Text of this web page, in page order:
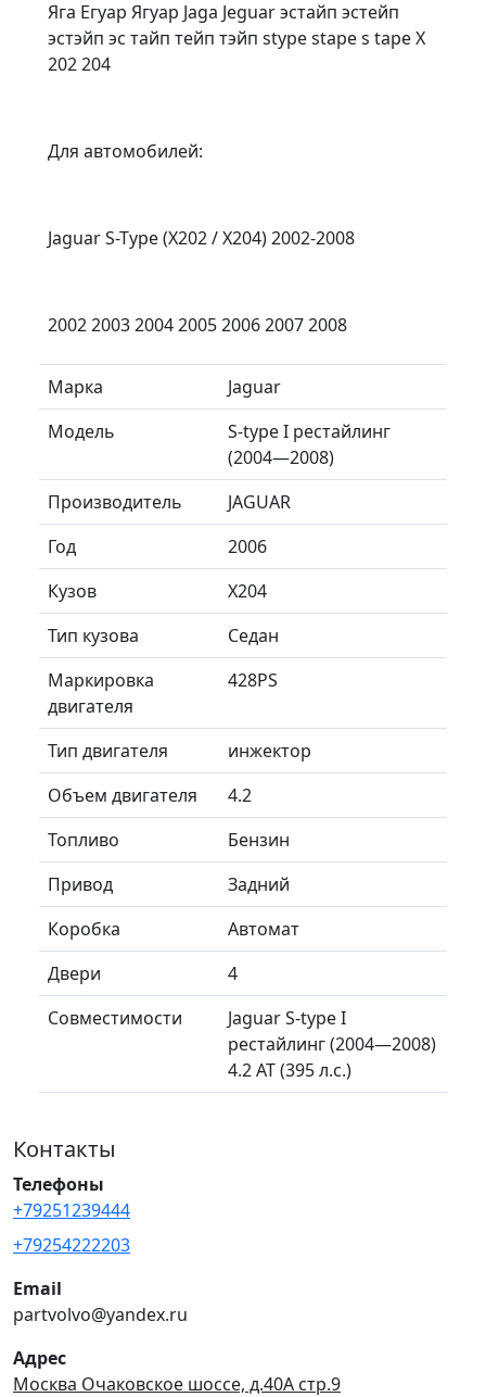
Яга Егуар Ягуар Jaga Jeguar эстайп эстейп
эстэйп эс тайп тейп тэйп stype stape s tape X
202 204
Для автомобилей:
Jaguar S-Type (X202 / X204) 2002-2008
2002 2003 2004 2005 2006 2007 2008
Марка
Jaguar
Модель
S-type I рестайлинг
(2004—2008)
Производитель
JAGUAR
Год
2006
Кузов
X204
Тип кузова
Седан
Маркировка
двигателя
428PS
Тип двигателя
инжектор
Объем двигателя
4.2
Топливо
Бензин
Привод
Задний
Коробка
Автомат
Двери
4
Совместимости
Jaguar S-type I
рестайлинг (2004—2008)
4.2 AT (395 л.с.)
Контакты
Телефоны
+79251239444
+79254222203
Email
partvolvo@yandex.ru
Адрес
Москва Очаковское шоссе, д.40А стр.9